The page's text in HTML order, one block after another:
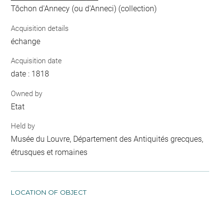
Tôchon d'Annecy (ou d'Anneci) (collection)
Acquisition details
échange
Acquisition date
date : 1818
Owned by
Etat
Held by
Musée du Louvre, Département des Antiquités grecques,
étrusques et romaines
LOCATION OF OBJECT